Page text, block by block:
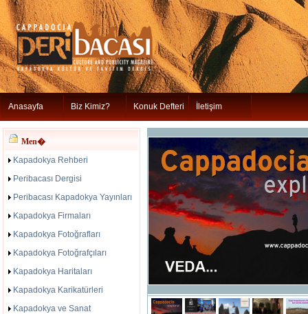
Anasayfa Biz Kimiz? Konuk Defteri İletişim
Men�
Kapadokya Rehberi
Peribacası Dergisi
Peribacası Kapadokya Yayınları
Kapadokya Firmaları
Kapadokya Fotoğrafları
Kapadokya Fotoğrafçıları
Kapadokya Haritaları
Kapadokya Karikatürleri
Kapadokya ve Sanat